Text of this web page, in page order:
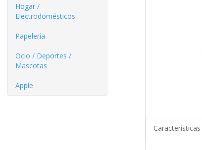
Hogar /
Electrodomésticos
Papelería
Ocio / Deportes /
Mascotas
Apple
Características